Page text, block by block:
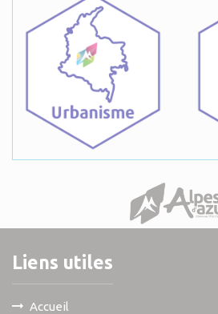
Liens utiles
Accueil